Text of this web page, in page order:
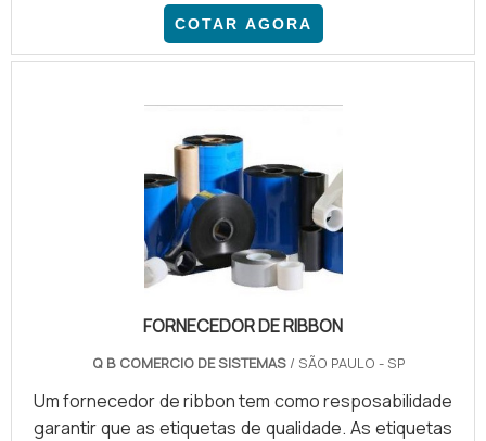
diferentes climas, a tinta de pintar letras pneu não é
qualquer tipo. Para início de estudo, a tinta pintar
petras pneu poder ser encontrada em diferentes
Caneta, indicada para trabalhos com mais
detalhes.EXISTEM DOI.
COTAR AGORA
FORNECEDOR DE RIBBON
Q B COMERCIO DE SISTEMAS / SÃO PAULO - SP
Um fornecedor de ribbon tem como resposabilidade
garantir que as etiquetas de qualidade. As etiquetas